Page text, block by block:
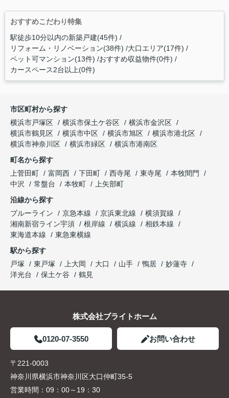
おすすめこだわり特集
駅徒歩10分以内の新築戸建(45件)
リフォーム・リノベーション(38件) 大口エリア(17件)
ペット可マンション(13件) おすすめ収益物件(0件)
カースペース2台以上(0件)
市区町村から探す
横浜市戸塚区
横浜市保土ケ谷区
横浜市金沢区
横浜市鶴見区
横浜市中区 横浜市旭区
横浜市港北区
横浜市神奈川区
横浜市緑区
横浜市港南区
町名から探す
上菅田町
富岡西 下田町 西寺尾 東寺尾
本牧間門
中沢
常盤台 本牧町
上矢部町
沿線から探す
ブルーライン
京急本線 京浜東北線
横須賀線
湘南新宿ライン宇須
根岸線 横浜線
相鉄本線
東海道本線
東急東横線
駅から探す
戸塚
東戸塚 上大岡 大口 山手 鴨居
妙蓮寺
洋光台
保土ケ谷 鶴見
株式会社ブライトホーム
0120-07-3550 お問い合わせ
〒221-0003
神奈川県横浜市神奈川区大口仲町35-5
営業時間： 09：00～19：30